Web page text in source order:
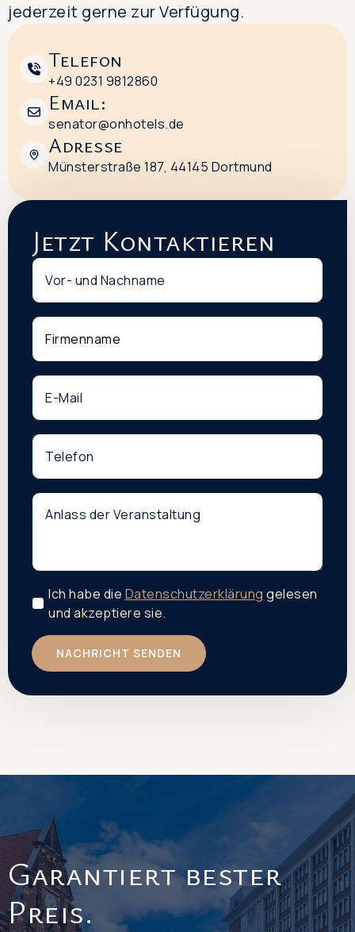
jederzeit gerne zur Verfügung.
Telefon
+49 0231 9812860
Email:
senator@onhotels.de
Adresse
Münsterstraße 187, 44145 Dortmund
Jetzt Kontaktieren
Name
Firmenname
E-
Mail:
Phone
Anlass
der
Veranstaltung
Ich habe die Datenschutzerklärung gelesen
und akzeptiere sie.
NACHRICHT SENDEN
Garantiert bester
Preis.